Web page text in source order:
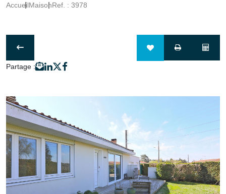
AccueilMaisonRef. : 3978
Partage :